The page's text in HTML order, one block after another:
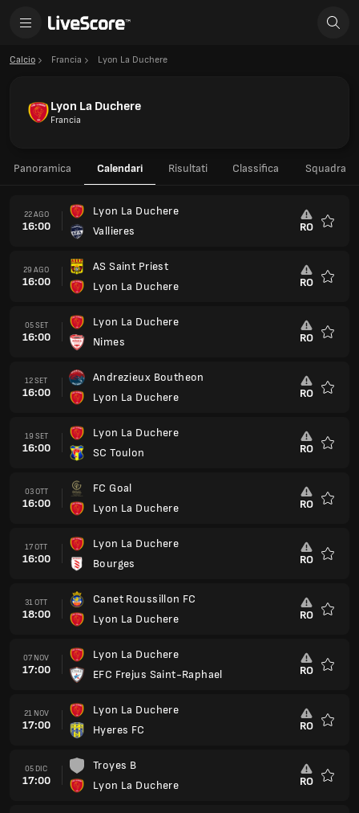
Calcio Francia Lyon La Duchere
Lyon La Duchere
Francia
Panoramica Calendari Risultati Classifica Squadra
22 AGO
16:00
Lyon La Duchere
Vallieres
RO
29 AGO
16:00
AS Saint Priest
Lyon La Duchere
RO
05 SET
16:00
Lyon La Duchere
Nimes
RO
12 SET
16:00
Andrezieux Boutheon
Lyon La Duchere
RO
19 SET
16:00
Lyon La Duchere
SC Toulon
RO
03 OTT
16:00
FC Goal
Lyon La Duchere
RO
17 OTT
16:00
Lyon La Duchere
Bourges
RO
31 OTT
18:00
Canet Roussillon FC
Lyon La Duchere
RO
07 NOV
17:00
Lyon La Duchere
EFC Frejus Saint-Raphael
RO
21 NOV
17:00
Lyon La Duchere
Hyeres FC
RO
05 DIC
17:00
Troyes B
Lyon La Duchere
RO